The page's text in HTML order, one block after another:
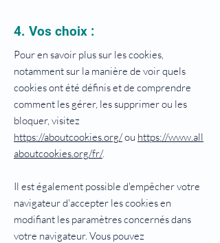
4. Vos choix :
Pour en savoir plus sur les cookies,
notamment sur la manière de voir quels
cookies ont été définis et de comprendre
comment les gérer, les supprimer ou les
bloquer, visitez
https://aboutcookies.org/ou https://www.all
aboutcookies.org/fr/.
Il est également possible d'empêcher votre
navigateur d'accepter les cookies en
modifiant les paramètres concernés dans
votre navigateur. Vous pouvez